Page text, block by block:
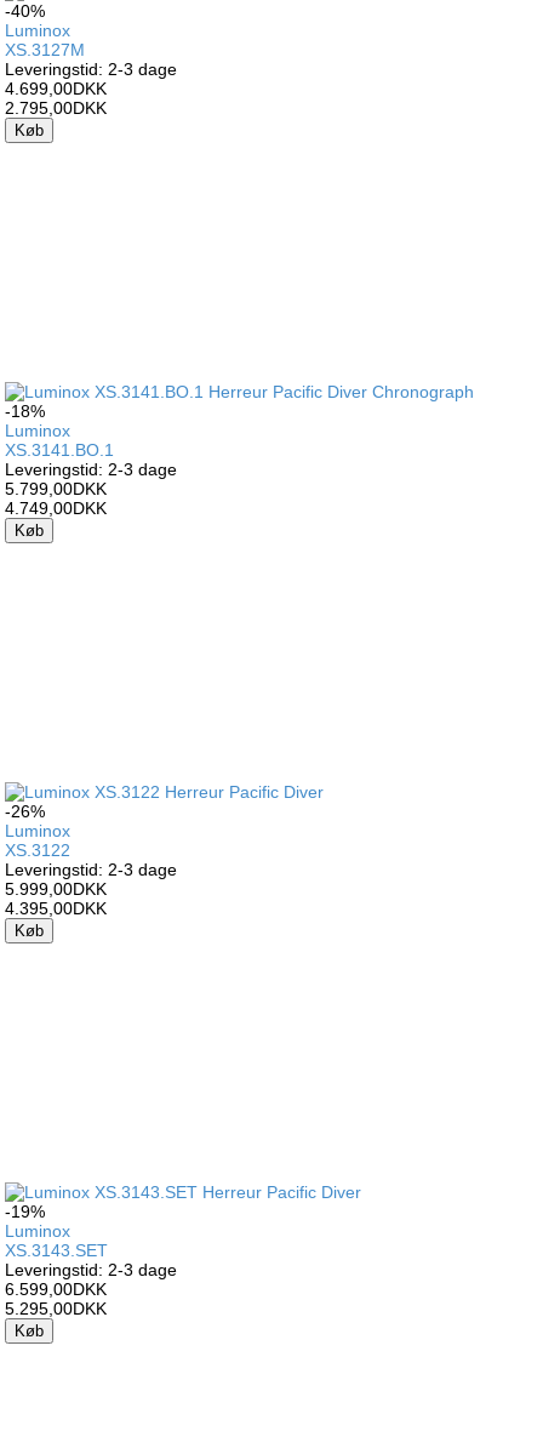
-40%
Luminox
XS.3127M
Leveringstid: 2-3 dage
4.699,00DKK
2.795,00DKK
Køb
-18%
Luminox
XS.3141.BO.1
Leveringstid: 2-3 dage
5.799,00DKK
4.749,00DKK
Køb
-26%
Luminox
XS.3122
Leveringstid: 2-3 dage
5.999,00DKK
4.395,00DKK
Køb
-19%
Luminox
XS.3143.SET
Leveringstid: 2-3 dage
6.599,00DKK
5.295,00DKK
Køb